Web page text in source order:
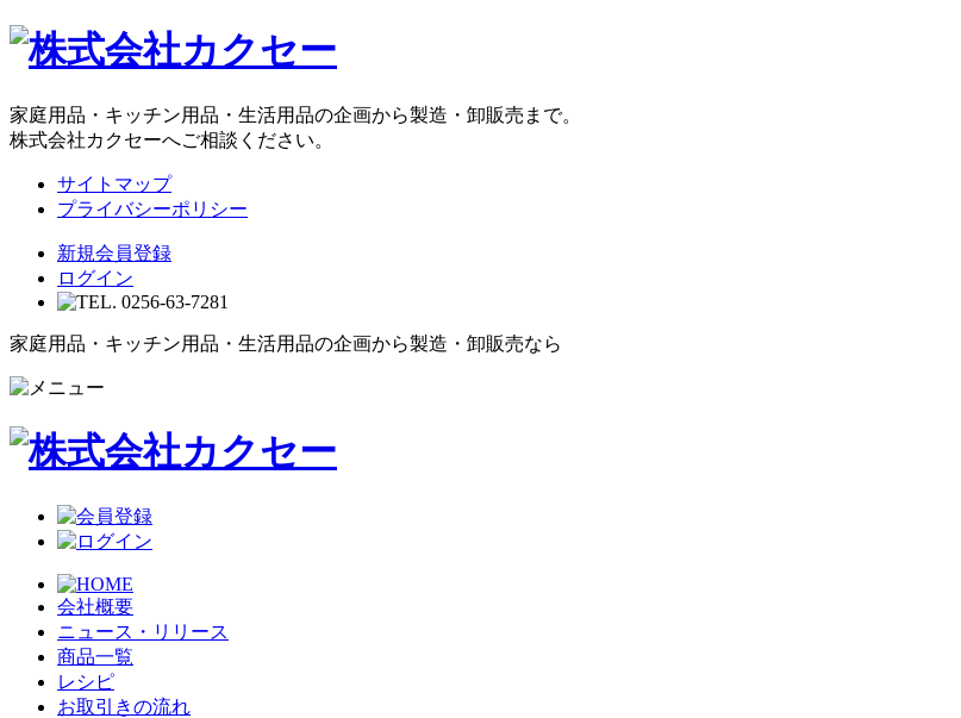
家庭用品・キッチン用品・生活用品の企画から製造・卸販売まで。
株式会社カクセーへご相談ください。
サイトマップ
プライバシーポリシー
新規会員登録
ログイン
家庭用品・キッチン用品・生活用品の企画から製造・卸販売なら
会社概要
ニュース・リリース
商品一覧
レシピ
お取引きの流れ